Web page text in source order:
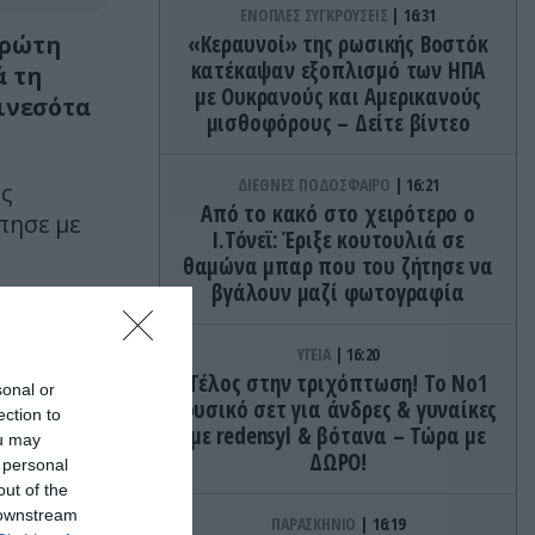
or
to
may
of the
τη
με
ΕΝΟΠΛΕΣ ΣΥΓΚΡΟΥΣΕΙΣ 16:31
«Κεραυνοί» της ρωσικής Βοστόκ
κατέκαψαν εξοπλισμό των ΗΠΑ
με Ουκρανούς και Αμερικανούς
μισθοφόρους – Δείτε βίντεο
ΔΙΕΘΝΕΣ ΠΟΔΟΣΦΑΙΡΟ 16:21
Από το κακό στο χειρότερο ο
Ι.Τόνεϊ: Έριξε κουτουλιά σε
θαμώνα μπαρ που του ζήτησε να
βγάλουν μαζί φωτογραφία
ΥΓΕΙΑ 16:20
Τέλος στην τριχόπτωση! Το Νο1
φυσικό σετ για άνδρες & γυναίκες
με redensyl & βότανα – Τώρα με
ΔΩΡΟ!
ΠΑΡΑΣΚΗΝΙΟ 16:19